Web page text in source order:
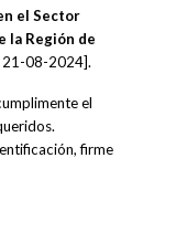
el Sector
la Región de
21-08-2024].
el
firme